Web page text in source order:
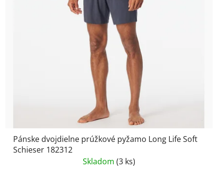
Pánske dvojdielne prúžkové pyžamo Long Life Soft
Schieser 182312
Skladom (3 ks)